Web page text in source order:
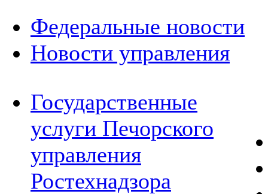
Федеральные новости
Новости управления
Государственные
услуги Печорского
управления
Ростехнадзора